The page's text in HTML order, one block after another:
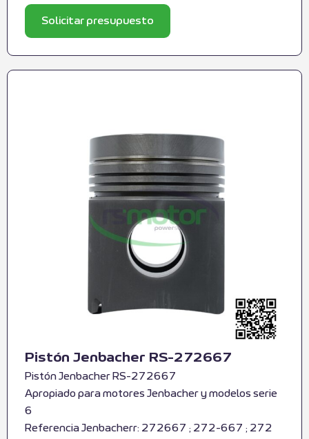
Solicitar presupuesto
Pistón Jenbacher RS-272667
Pistón Jenbacher RS-272667
Apropiado para motores Jenbacher y modelos serie
6
Referencia Jenbacherr: 272667 ; 272-667 ; 272